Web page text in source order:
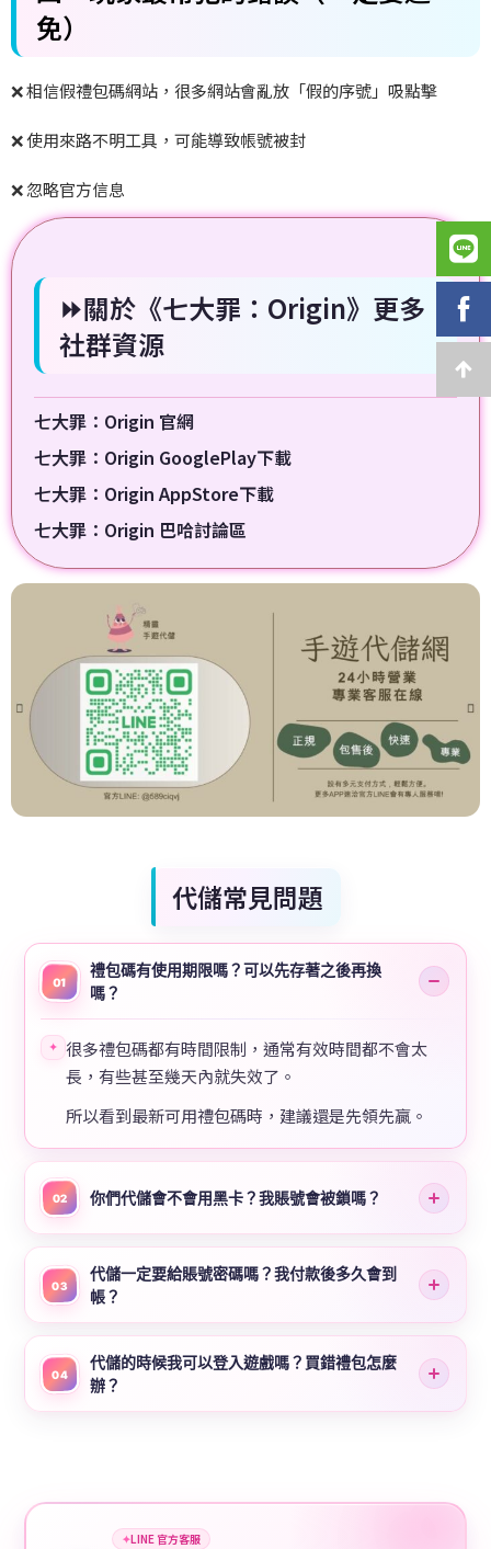
免）
❌相信假禮包碼網站，很多網站會亂放「假的序號」吸點擊
❌使用來路不明工具，可能導致帳號被封
❌忽略官方信息
⏩關於《七大罪：Origin》更多
社群資源
七大罪：Origin 官網
七大罪：Origin GooglePlay下載
七大罪：Origin AppStore下載
七大罪：Origin 巴哈討論區
代儲常見問題
01
禮包碼有使用期限嗎？可以先存著之後再換
嗎？
✦ 很多禮包碼都有時間限制，通常有效時間都不會太
長，有些甚至幾天內就失效了。
所以看到最新可用禮包碼時，建議還是先領先贏。
02 你們代儲會不會用黑卡？我賬號會被鎖嗎？
03
代儲一定要給賬號密碼嗎？我付款後多久會到
帳？
04
代儲的時候我可以登入遊戲嗎？買錯禮包怎麼
辦？
✦LINE 官方客服